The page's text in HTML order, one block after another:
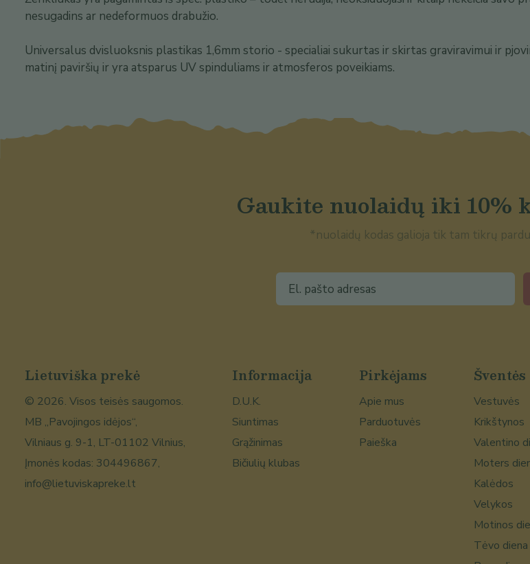
nesugadins ar nedeformuos drabužio.
Universalus dvisluoksnis plastikas 1,6mm storio - specialiai sukurtas ir skirtas graviravimui ir
matinį paviršių ir yra atsparus UV spinduliams ir atmosferos poveikiams.
Gaukite nuolaidų iki 10%
*nuolaidų kodas galioja tik tam tikrų
Lietuviška prekė
© 2026. Visos teisės saugomos.
MB „Pavojingos idėjos“,
Vilniaus g. 9-1, LT-01102 Vilnius,
Įmonės kodas: 304496867,
info@lietuviskapreke.lt
Informacija
D.U.K.
Siuntimas
Grąžinimas
Bičiulių klubas
Pirkėjams
Apie mus
Parduotuvės
Paieška
Šventės
Vestuvės
Krikštynos
Valentino
Moters
Kalėdos
Velykos
Motinos
Tėvo diena